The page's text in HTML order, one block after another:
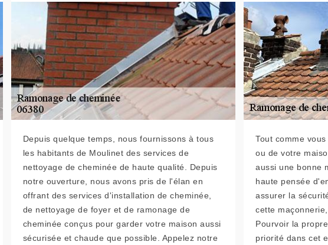
Depuis quelque temps, nous fournissons à tous
les habitants de Moulinet des services de
nettoyage de cheminée de haute qualité. Depuis
notre ouverture, nous avons pris de l'élan en
offrant des services d'installation de cheminée,
de nettoyage de foyer et de ramonage de
cheminée conçus pour garder votre maison aussi
sécurisée et chaude que possible. Appelez notre
Tout comme
ou de votre
aussi une bonne
haute pensée
assurer la
cette
Pourvoir la
priorité dans cet